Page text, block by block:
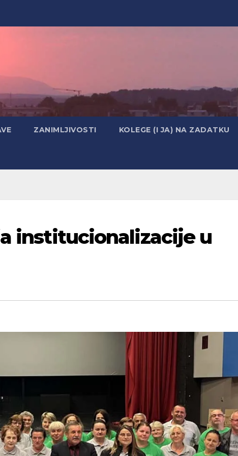
ZANIMLJIVOSTI KOLEGE (I JA) NA ZADATKU
institucionalizacije u